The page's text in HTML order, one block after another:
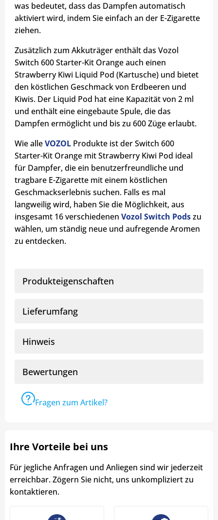
was bedeutet, dass das Dampfen automatisch
aktiviert wird, indem Sie einfach an der E-Zigarette
ziehen.
Zusätzlich zum Akkuträger enthält das Vozol
Switch 600 Starter-Kit Orange auch einen
Strawberry Kiwi Liquid Pod (Kartusche) und bietet
den köstlichen Geschmack von Erdbeeren und
Kiwis. Der Liquid Pod hat eine Kapazität von 2 ml
und enthält eine eingebaute Spule, die das
Dampfen ermöglicht und bis zu 600 Züge erlaubt.
Wie alleVOZOL Produkte ist der Switch 600
Starter-Kit Orange mit Strawberry Kiwi Pod ideal
für Dampfer, die ein benutzerfreundliche und
tragbare E-Zigarette mit einem köstlichen
Geschmackserlebnis suchen. Falls es mal
langweilig wird, haben Sie die Möglichkeit, aus
insgesamt 16 verschiedenen Vozol Switch Podszu
wählen, um ständig neue und aufregende Aromen
zu entdecken.
Produkteigenschaften
Lieferumfang
Hinweis
Bewertungen
Fragen zum Artikel?
Ihre Vorteile bei uns
Für jegliche Anfragen und Anliegen sind wir jederzeit
erreichbar. Zögern Sie nicht, uns unkompliziert zu
kontaktieren.